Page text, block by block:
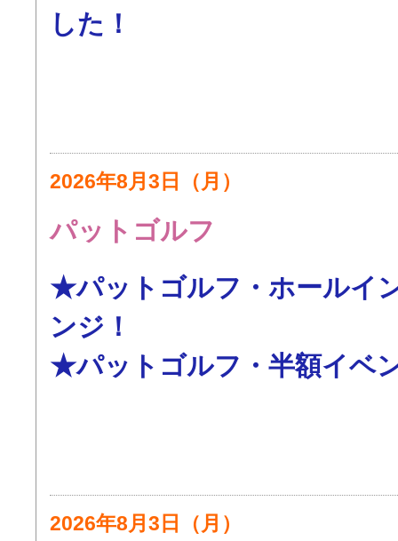
した！
2026年8月3日（月）
パットゴルフ
★パットゴルフ・ホールイ
ンジ！
★パットゴルフ・半額イベ
2026年8月3日（月）